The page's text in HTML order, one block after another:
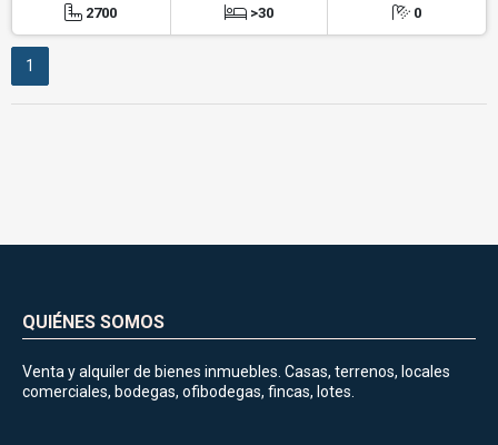
2700 >30 0
1
QUIÉNES SOMOS
Venta y alquiler de bienes inmuebles. Casas, terrenos, locales
comerciales, bodegas, ofibodegas, fincas, lotes.